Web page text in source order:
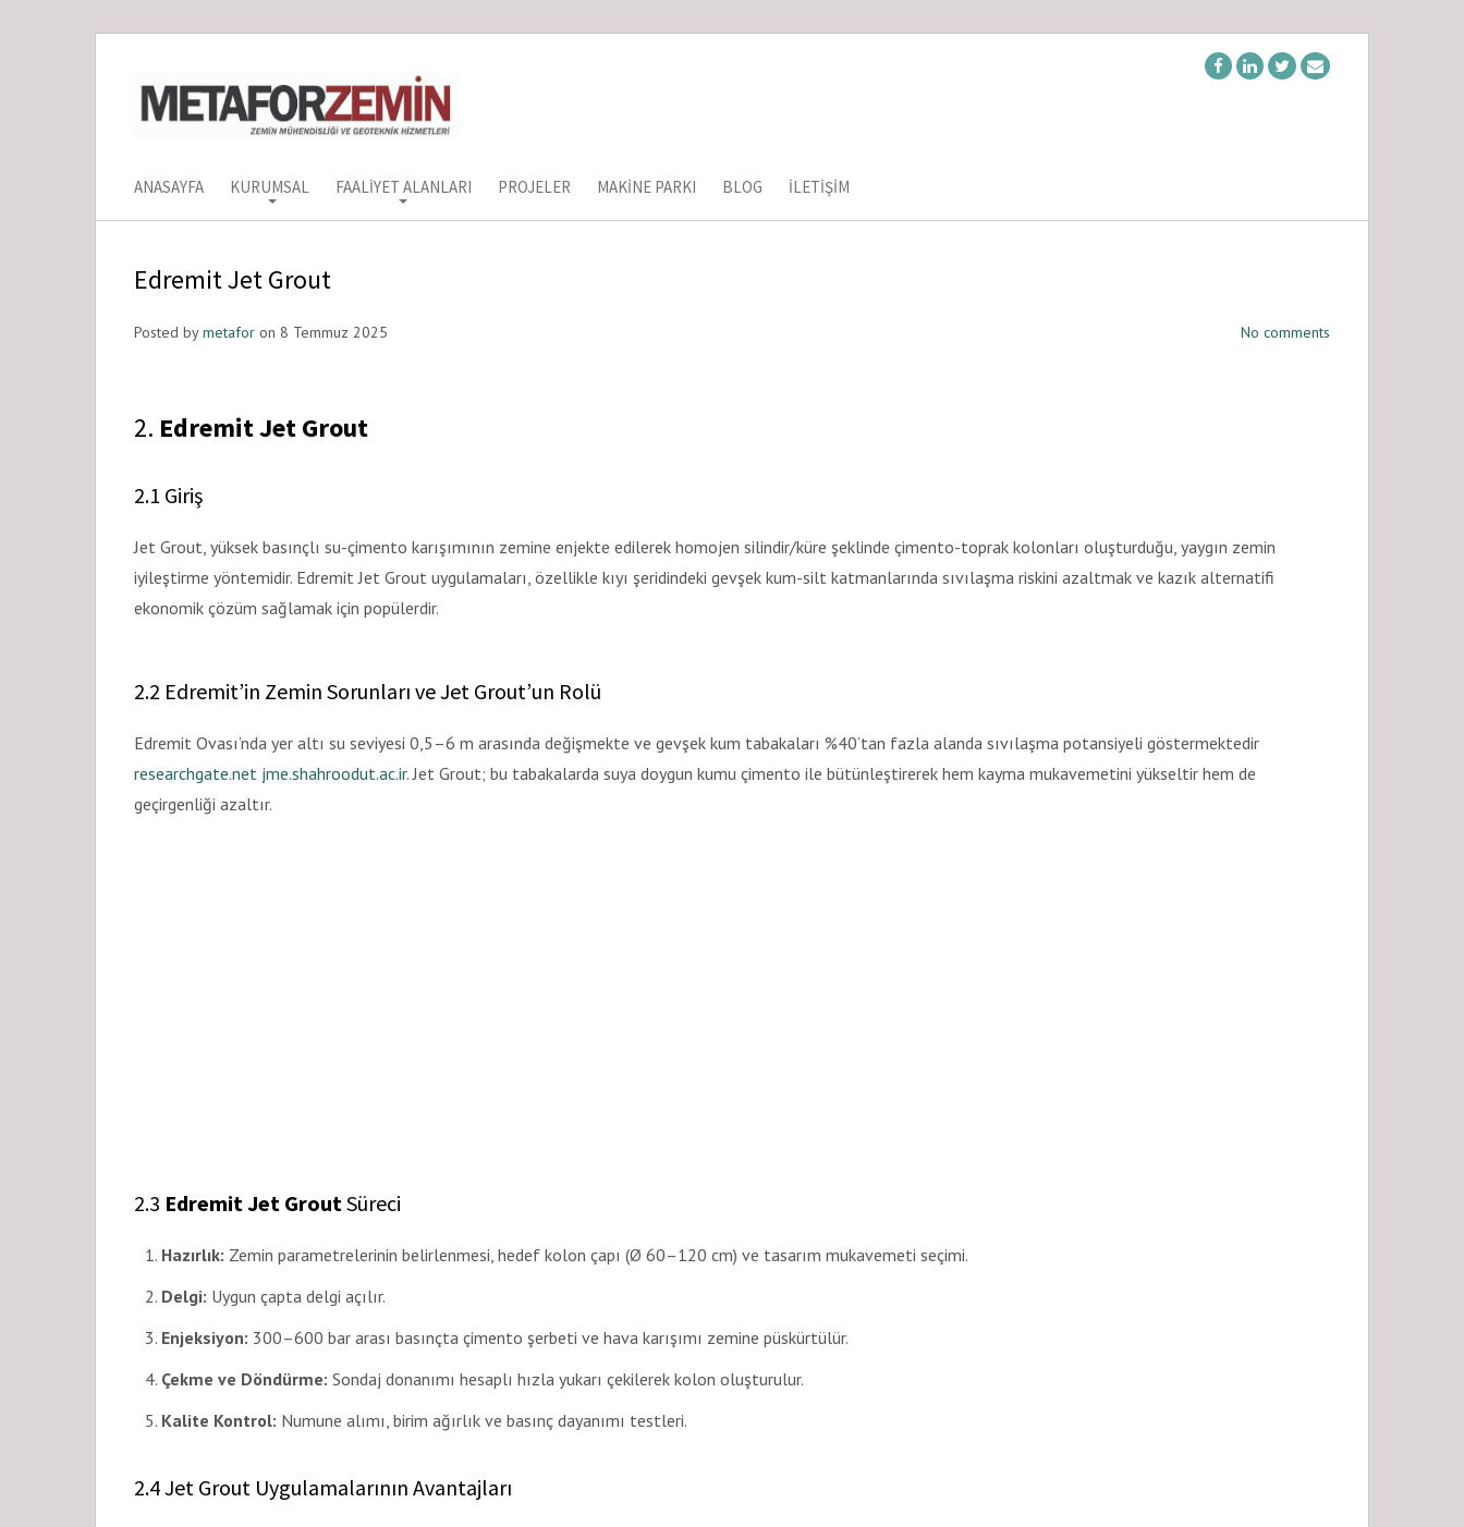
ANASAYFA KURUMSAL FAALIYET ALANLARI PROJELER MAKINE PARKI BLOG İLETIŞIM
Edremit Jet Grout
Posted bymetafor on 8 Temmuz 2025 No comments
2. Edremit Jet Grout
2.1 Giriş
Jet Grout, yüksek basınçlı su-çimento karışımının zemine enjekte edilerek homojen silindir/küre şeklinde çimento-toprak kolonları oluşturduğu, yaygın zemin
iyileştirme yöntemidir. Edremit Jet Grout uygulamaları, özellikle kıyı şeridindeki gevşek kum-silt katmanlarında sıvılaşma riskini azaltmak ve kazık alternatifi
ekonomik çözüm sağlamak için popülerdir.
2.2 Edremit’in Zemin Sorunları ve Jet Grout’un Rolü
Edremit Ovası’nda yer altı su seviyesi 0,5–6 m arasında değişmekte ve gevşek kum tabakaları %40’tan fazla alanda sıvılaşma potansiyeli göstermektedir
researchgate.net jme.shahroodut.ac.ir. Jet Grout; bu tabakalarda suya doygun kumu çimento ile bütünleştirerek hem kayma mukavemetini yükseltir hem de
geçirgenliği azaltır.
2.3 Edremit Jet GroutSüreci
Hazırlık: Zemin parametrelerinin belirlenmesi, hedef kolon çapı (Ø 60–120 cm) ve tasarım mukavemeti seçimi.
Delgi: Uygun çapta delgi açılır.
Enjeksiyon: 300–600 bar arası basınçta çimento şerbeti ve hava karışımı zemine püskürtülür.
Çekme ve Döndürme: Sondaj donanımı hesaplı hızla yukarı çekilerek kolon oluşturulur.
Kalite Kontrol: Numune alımı, birim ağırlık ve basınç dayanımı testleri.
2.4 Jet Grout Uygulamalarının Avantajları